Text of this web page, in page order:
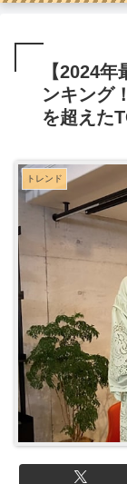
【2024
ンキング
を超えた
トレンド